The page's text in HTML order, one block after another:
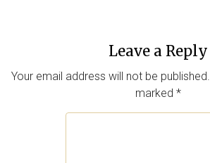
Leave a Reply
Your email address will not be published.
marked *